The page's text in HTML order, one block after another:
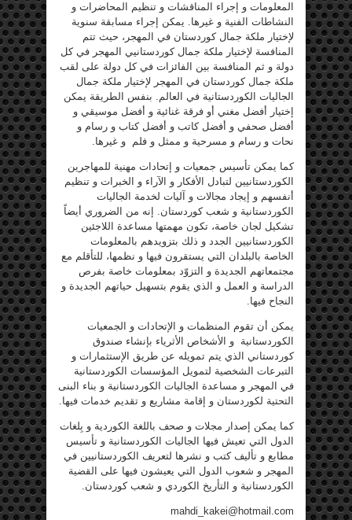
المعلومات و إجراء المناقشات و تنظيم المحاضرات و
النشاطات الفنية و غيرها. يمكن إجراء مسابقة سنوية
لإختيار ملكة جمال كوردستان في المهجر، حيث تتم
المنافسة لإختيار ملكة جمال كوردستانيي المهجر في كل
دولة و ثم المنافسة بين الفائزات في كل دولة على لقب
ملكة جمال كوردستان في المهجر لإختيار ملكة جمال
الجاليات الكوردستانية في العالم. بنفس الطريقة يمكن
إختيار أفضل مغني أو فرقة غنائية و أفضل موسيقي و
أفضل صحفي و أفضل كاتب و أفضل كتاب و رسام و
نحات و رسام و مسرحية و ممثل و فلم و غيرها.
كما يمكن تأسيس جمعيات و إتحادات مهنية للمهاجرين
الكوردستانيين لتبادل الأفكار و الآراء و الخبرات و تنظيم
أنفسهم و إيجاد مجالات و آليات لخدمة الجاليات
الكوردستانية و شعب كوردستان. إنه من الضروري أيضاً
تشكيل لجان خاصة، تكون مهمتها مساعدة اللاجئين
الكوردستانيين الجدد و ذلك بتزويدهم بالمعلومات
الخاصة بالبلدان التي يستقرون فيها و نظمها، للتأقلم مع
مجتمعاتهم الجديدة و التزوّد بمعلومات خاصة بفرص
الدراسة و العمل و الذي يقوم بتسهيل حياتهم الجديدة و
النجاح فيها.
يمكن أن تقوم المنظمات و الإتحادات و الجمعيات
الكوردستانية و الأشخاص الأثرياء بإنشاء صندوق
كوردستاني الذي يتم تمويله عن طريق الإستثمارات و
التبرعات الشخصية لتمويل المؤسسات الكوردستانية
في المهجر و مساعدة الجاليات الكوردستانية و بناء البنى
التحتية لكوردستان و إقامة مشاريع و تقديم خدمات فيها.
كما يمكن إصدار مجلات و صحف باللغة الكوردية و بِلغات
الدول التي تعيش فيها الجاليات الكوردستانية و تأسيس
مطابع و تأليف كتب و نشرها لتعريف الكوردستانيين في
المهجر و شعوب الدول التي يعيشون فيها على القضية
الكوردستانية و التأريخ الكوردي و شعب كوردستان.
mahdi_kakei@hotmail.com